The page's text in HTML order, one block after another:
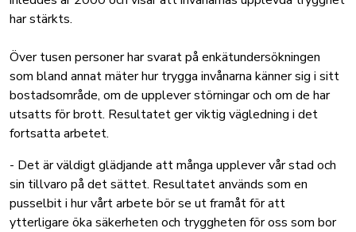
har stärkts.
Över tusen personer har svarat på enkätundersökningen
som bland annat mäter hur trygga invånarna känner sig i sitt
bostadsområde, om de upplever störningar och om de har
utsatts för brott. Resultatet ger viktig vägledning i det
fortsatta arbetet.
- Det är väldigt glädjande att många upplever vår stad och
sin tillvaro på det sättet. Resultatet används som en
pusselbit i hur vårt arbete bör se ut framåt för att
ytterligare öka säkerheten och tryggheten för oss som bor